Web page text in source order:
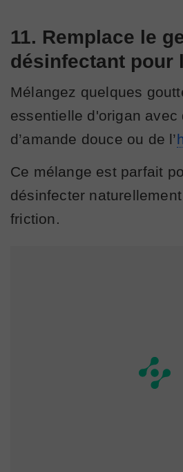
11. Remplace le
désinfectant pour
Mélangez quelques
essentielle d'origan avec
d’amande douce ou de l’
Ce mélange est parfait
désinfecter
friction.